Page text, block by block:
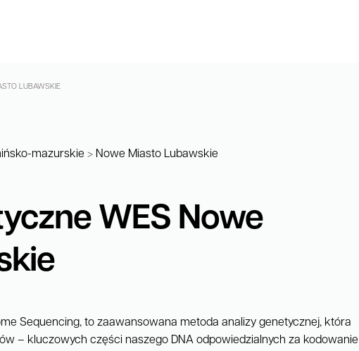
LUBAWSKIE
mazurskie > Nowe Miasto Lubawskie
WES Nowe
Sequencing, to zaawansowana metoda analizy genetycznej, która
– kluczowych części naszego DNA odpowiedzialnych za kodowanie